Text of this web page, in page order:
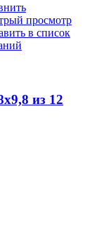
просмотр
в список
из 12